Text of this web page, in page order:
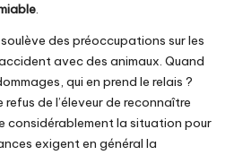
.
des préoccupations sur les
avec des animaux. Quand
qui en prend le relais ?
de l’éleveur de reconnaître
considérablement la situation pour
exigent en général la